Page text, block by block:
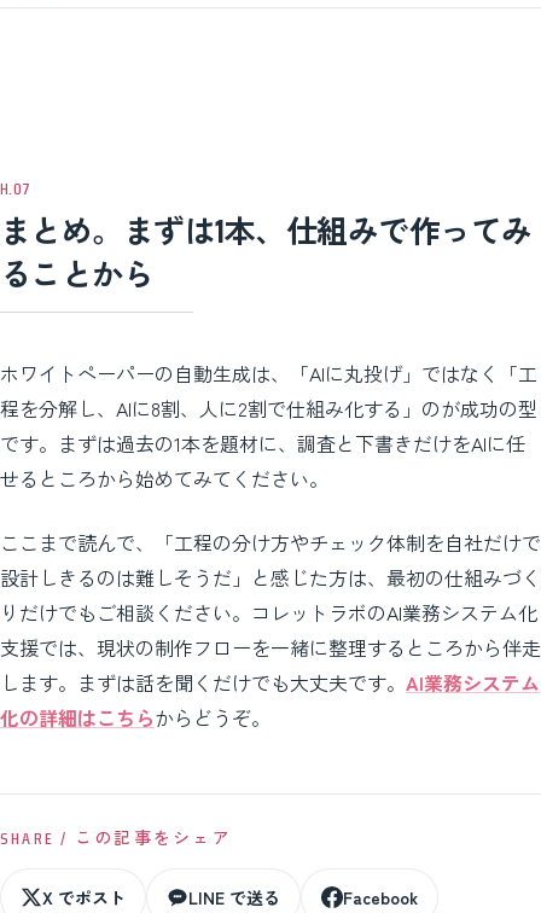
で裏を取ってから公開してください。これがホワイトペーパーの信頼を
まとめ。まずは1本、仕組みで作ってみ
ることから
ホワイトペーパーの自動生成は、「AIに丸投げ」ではなく「工
程を分解し、AIに8割、人に2割で仕組み化する」のが成功の型
です。まずは過去の1本を題材に、調査と下書きだけをAIに任
せるところから始めてみてください。
ここまで読んで、「工程の分け方やチェック体制を自社だけで
設計しきるのは難しそうだ」と感じた方は、最初の仕組みづく
りだけでもご相談ください。コレットラボのAI業務システム化
支援では、現状の制作フローを一緒に整理するところから伴走
します。まずは話を聞くだけでも大丈夫です。 AI業務システム
化の詳細はこちらからどうぞ。
SHARE / この記事をシェア
X でポスト LINE で送る Facebook